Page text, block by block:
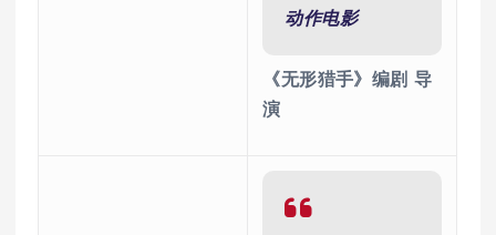
动作电影
《无形猎手》编剧 导
演